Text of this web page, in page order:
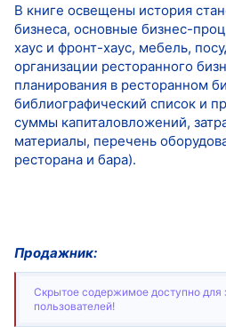
В книге освещены история
бизнеса, основные бизнес-
хаус и фронт-хаус, мебель,
организации ресторанного
планирования в ресторанном
библиографический список и
суммы капиталовложений,
материалы, перечень
ресторана и бара).
Продажник:
Скрытое содержимое доступно для
пользователей!